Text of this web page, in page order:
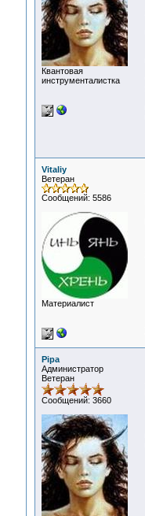
Квантовая
инструменталистка
Vitaliy
Ветеран
Сообщений: 5586
Материалист
Pipa
Администратор
Ветеран
Сообщений: 3660